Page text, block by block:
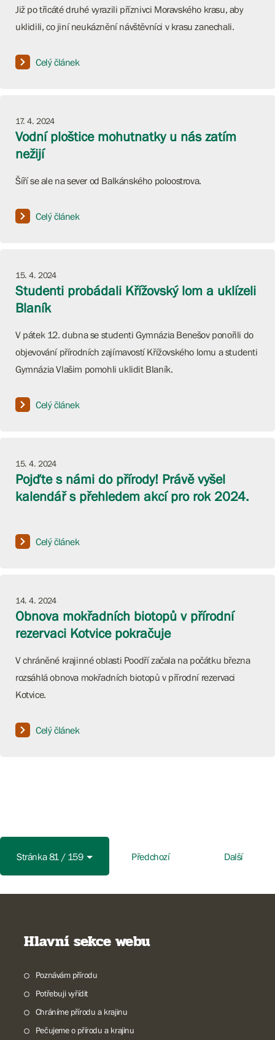
Již po třicáté druhé vyrazili příznivci Moravského krasu, aby
uklidili, co jiní neukáznění návštěvníci v krasu zanechali.
Celý článek
17. 4. 2024
Vodní ploštice mohutnatky u nás zatím
nežijí
Šíří se ale na sever od Balkánského poloostrova.
Celý článek
15. 4. 2024
Studenti probádali Křížovský lom a uklízeli
Blaník
V pátek 12. dubna se studenti Gymnázia Benešov ponořili do
objevování přírodních zajímavostí Křížovského lomu a studenti
Gymnázia Vlašim pomohli uklidit Blaník.
Celý článek
15. 4. 2024
Pojďte s námi do přírody! Právě vyšel
kalendář s přehledem akcí pro rok 2024.
Celý článek
14. 4. 2024
Obnova mokřadních biotopů v přírodní
rezervaci Kotvice pokračuje
V chráněné krajinné oblasti Poodří začala na počátku března
rozsáhlá obnova mokřadních biotopů v přírodní rezervaci
Kotvice.
Celý článek
Stránka 81 / 159 Předchozí Další
Hlavní sekce webu
Poznávám přírodu
Potřebuji vyřídit
Chráníme přírodu a krajinu
Pečujeme o přírodu a krajinu